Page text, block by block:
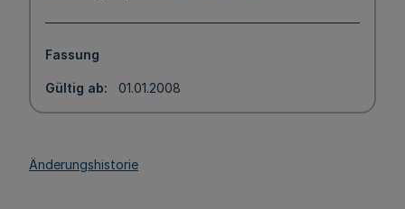
Fassung
Gültig ab 01.01.2008
Änderungshistorie